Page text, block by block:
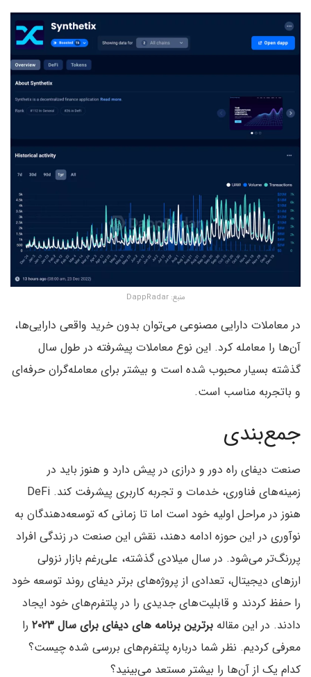
منبع:‌ DappRadar
در معاملات دارایی مصنوعی می‌توان بدون خرید واقعی دارایی‌ها،
آن‌ها را معامله کرد. این نوع معاملات پیشرفته در طول سال
گذشته بسیار محبوب شده‌ است و بیشتر برای معامله‌گران حرفه‌ای
و باتجربه مناسب است.
جمع‌بندی
صنعت دیفای راه دور و درازی در پیش دارد و هنوز باید در
زمینه‌های فناوری، خدمات و تجربه کاربری پیشرفت کند. DeFi
هنوز در مراحل اولیه خود است اما تا زمانی که توسعه‌دهندگان به
نوآوری در این حوزه ادامه دهند، نقش این صنعت در زندگی افراد
پررنگ‌تر می‌شود. در سال میلادی گذشته، علی‌رغم بازار نزولی
ارزهای دیجیتال، تعدادی از پروژه‌های برتر دیفای روند توسعه خود
را حفظ کردند و قابلیت‌های جدیدی را در پلتفرم‌های خود ایجاد
دادند. در این مقاله برترین برنامه های دیفای برای سال ۲۰۲۳
را
معرفی کردیم. نظر شما درباره پلتفرم‌های بررسی شده چیست؟
کدام یک از آن‌ها را بیشتر مستعد می‌بینید؟